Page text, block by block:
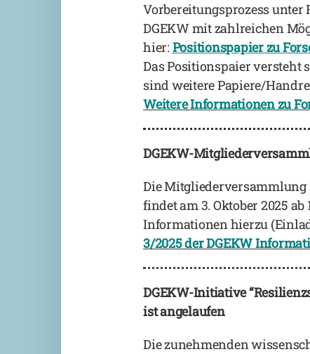
Vorbereitungsprozess unter
DGEKW mit zahlreichen
hier: Positionspapier zu
Das Positionspaier versteht
sind weitere Papiere/
Weitere Informationen zu
DGEKW-
Die Mitgliederversammlung
findet am 3. Oktober 2025 ab
Informationen hierzu
3/2025 der DGEKW
DGEKW-Initiative
ist angelaufen
Die zunehmenden